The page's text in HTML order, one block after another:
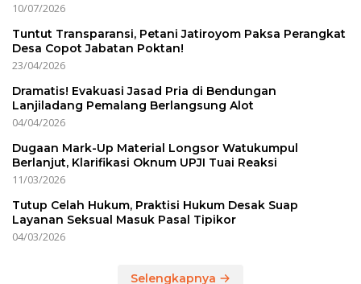
10/07/2026
Tuntut Transparansi, Petani Jatiroyom Paksa Perangkat
Desa Copot Jabatan Poktan!
23/04/2026
Dramatis! Evakuasi Jasad Pria di Bendungan
Lanjiladang Pemalang Berlangsung Alot
04/04/2026
Dugaan Mark-Up Material Longsor Watukumpul
Berlanjut, Klarifikasi Oknum UPJI Tuai Reaksi
11/03/2026
Tutup Celah Hukum, Praktisi Hukum Desak Suap
Layanan Seksual Masuk Pasal Tipikor
04/03/2026
Selengkapnya